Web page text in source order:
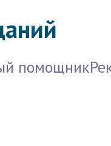
помощник